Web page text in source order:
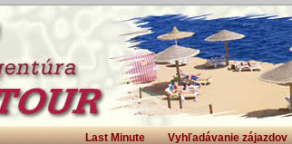
Vyhľadávanie zájazdov
Last Minute